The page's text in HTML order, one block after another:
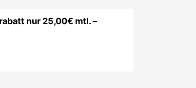
nur 25,00€ mtl. –